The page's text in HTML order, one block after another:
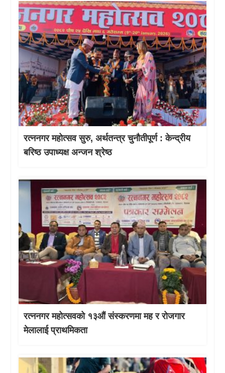
रत्ननगर महोत्सव सुरु, अर्थतन्त्र चुनौतीपूर्ण : केन्द्रीय
बरिष्ठ उपाध्यक्ष अन्जन श्रेष्ठ
रत्ननगर महोत्सवको १३औं संस्करणमा मह र रोजगार
मेलालाई प्राथमिकता